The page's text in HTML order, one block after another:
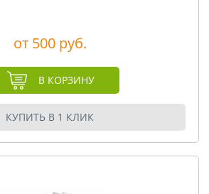
от 500 руб.
В КОРЗИНУ
КУПИТЬ В 1 КЛИК